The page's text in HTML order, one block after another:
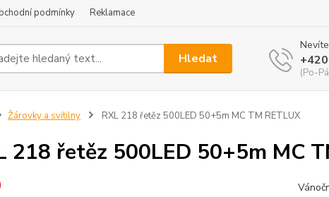
podmínky Reklamace
Hledat
(Po-
Žárovky a svítilny RXL 218 řetěz 500LED 50+5m MC TM RETLUX
218 řetěz 500LED 50+5m MC